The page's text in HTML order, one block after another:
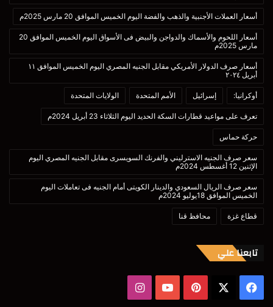
أسعار العملات الأجنبية والذهب والفضة اليوم الخميس الموافق 20 مارس 2025م
أسعار اللحوم والأسماك والدواجن والبيض فى الأسواق اليوم الخميس الموافق 20
مارس 2025م
أسعار صرف الدولار الأمريكي مقابل الجنيه المصري اليوم الخميس الموافق ١١
أبريل ٢٠٢٤
أوكرانيا: إسرائيل الأمم المتحدة الولايات المتحدة
تعرف على مواعيد قطارات السكة الحديد اليوم الثلاثاء 23 أبريل 2024م
حركة حماس
سعر صرف الجنيه الاسترليني والفرنك السويسرى مقابل الجنيه المصري اليوم
الإثنين 12 أغسطس 2024م
سعر صرف الريال السعودي والدينار الكويتى أمام الجنيه فى تعاملات اليوم
الخميس الموافق 18يوليو 2024م
قطاع غزة محافظ قنا
تابعنا علي
فيسبوك بينتيريست‫YouTube